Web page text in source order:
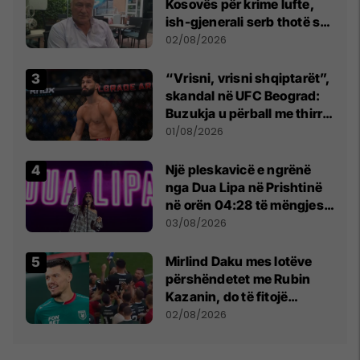
Kosovës për krime lufte,
ish-gjenerali serb thotë se
dikush e tradhtoi në
02/08/2026
“Vrisni, vrisni shqiptarët”,
skandal në UFC Beograd:
Buzukja u përball me thirrje
anti-shqiptare nga
01/08/2026
Një pleskavicë e ngrënë
nga Dua Lipa në Prishtinë
në orën 04:28 të mëngjesit
- dhe bota digjitale serbe
03/08/2026
Mirlind Daku mes lotëve
përshëndetet me Rubin
Kazanin, do të fitojë
miliona te Spartak Moska
02/08/2026